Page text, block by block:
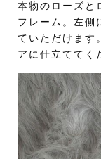
本物のローズと
フレーム。左側
ていただけます
アに仕立ててく